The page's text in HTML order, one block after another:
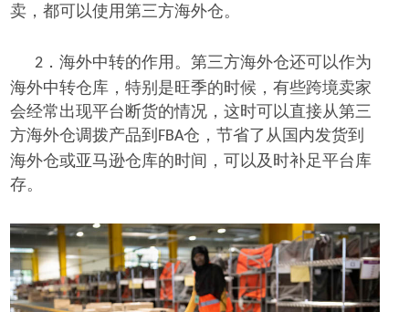
卖，都可以使用第三方海外仓。
2．海外中转的作用 。第三方海外仓还可以作为
海外中转仓库，特别是旺季的时候 ，有些跨境卖家
会经常出现平台断货的情况 ，这时可以直接从第三
方海外仓调拨产品到 FBA仓，节省了从 国内发货到
海外仓或亚马逊仓库的时间，可以 及时补足平台 库
存。